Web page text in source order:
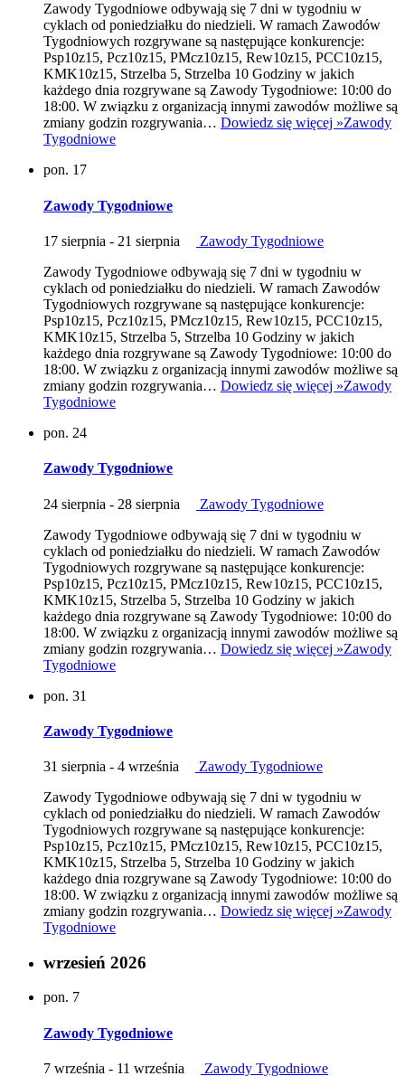
Zawody Tygodniowe odbywają się 7 dni w tygodniu w
cyklach od poniedziałku do niedzieli. W ramach Zawodów
Tygodniowych rozgrywane są następujące konkurencje:
Psp10z15, Pcz10z15, PMcz10z15, Rew10z15, PCC10z15,
KMK10z15, Strzelba 5, Strzelba 10 Godziny w jakich
każdego dnia rozgrywane są Zawody Tygodniowe: 10:00 do
18:00. W związku z organizacją innymi zawodów możliwe są
zmiany godzin rozgrywania… Dowiedz się więcej »Zawody
Tygodniowe
pon. 17
Zawody Tygodniowe
17 sierpnia - 21 sierpnia
Zawody Tygodniowe
Zawody Tygodniowe odbywają się 7 dni w tygodniu w
cyklach od poniedziałku do niedzieli. W ramach Zawodów
Tygodniowych rozgrywane są następujące konkurencje:
Psp10z15, Pcz10z15, PMcz10z15, Rew10z15, PCC10z15,
KMK10z15, Strzelba 5, Strzelba 10 Godziny w jakich
każdego dnia rozgrywane są Zawody Tygodniowe: 10:00 do
18:00. W związku z organizacją innymi zawodów możliwe są
zmiany godzin rozgrywania… Dowiedz się więcej »Zawody
Tygodniowe
pon. 24
Zawody Tygodniowe
24 sierpnia - 28 sierpnia
Zawody Tygodniowe
Zawody Tygodniowe odbywają się 7 dni w tygodniu w
cyklach od poniedziałku do niedzieli. W ramach Zawodów
Tygodniowych rozgrywane są następujące konkurencje:
Psp10z15, Pcz10z15, PMcz10z15, Rew10z15, PCC10z15,
KMK10z15, Strzelba 5, Strzelba 10 Godziny w jakich
każdego dnia rozgrywane są Zawody Tygodniowe: 10:00 do
18:00. W związku z organizacją innymi zawodów możliwe są
zmiany godzin rozgrywania… Dowiedz się więcej »Zawody
Tygodniowe
pon. 31
Zawody Tygodniowe
31 sierpnia - 4 września
Zawody Tygodniowe
Zawody Tygodniowe odbywają się 7 dni w tygodniu w
cyklach od poniedziałku do niedzieli. W ramach Zawodów
Tygodniowych rozgrywane są następujące konkurencje:
Psp10z15, Pcz10z15, PMcz10z15, Rew10z15, PCC10z15,
KMK10z15, Strzelba 5, Strzelba 10 Godziny w jakich
każdego dnia rozgrywane są Zawody Tygodniowe: 10:00 do
18:00. W związku z organizacją innymi zawodów możliwe są
zmiany godzin rozgrywania… Dowiedz się więcej »Zawody
Tygodniowe
wrzesień 2026
pon. 7
Zawody Tygodniowe
7 września - 11 września
Zawody Tygodniowe